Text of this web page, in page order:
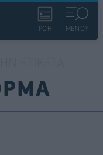
ΡΟΗ ΜΕΝΟΥ